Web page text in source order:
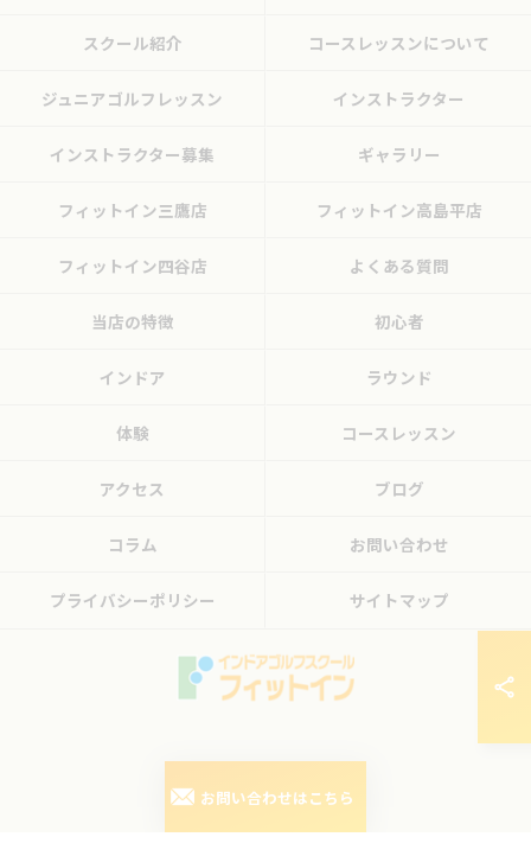
お問い合わせはこちら
スクール紹介 コースレッスンについて
ジュニアゴルフレッスン インストラクター
インストラクター募集 ギャラリー
フィットイン三鷹店 フィットイン高島平店
フィットイン四谷店 よくある質問
当店の特徴 初心者
インドア ラウンド
体験 コースレッスン
アクセス ブログ
コラム お問い合わせ
プライバシーポリシー サイトマップ
© 2026 東京都三鷹のゴルフレッスンならフィットイン ALL RIGHTS RESERVED.